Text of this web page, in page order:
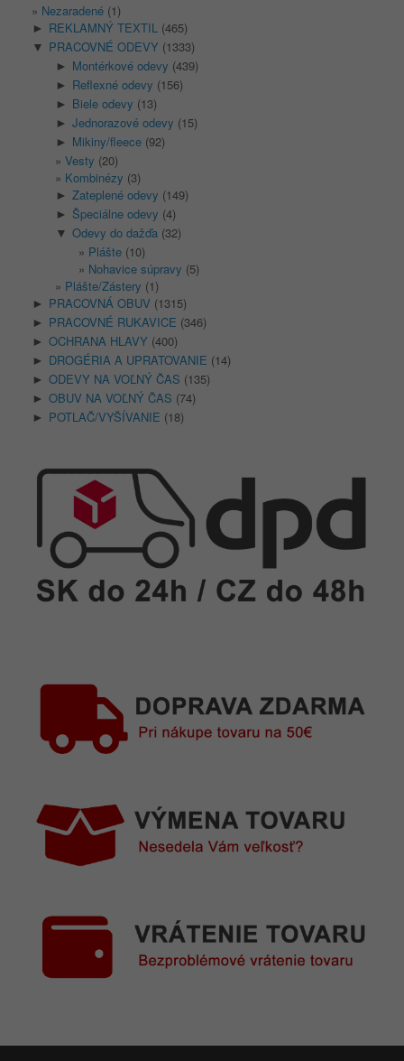
Nezaradené (1)
► REKLAMNÝ TEXTIL (465)
▼ PRACOVNÉ ODEVY (1333)
► Montérkové odevy (439)
► Reflexné odevy (156)
► Biele odevy (13)
► Jednorazové odevy (15)
► Mikiny/fleece (92)
Vesty (20)
Kombinézy (3)
► Zateplené odevy (149)
► Špeciálne odevy (4)
▼ Odevy do dažďa (32)
Plášte (10)
Nohavice súpravy (5)
Plášte/Zástery (1)
► PRACOVNÁ OBUV (1315)
► PRACOVNÉ RUKAVICE (346)
► OCHRANA HLAVY (400)
► DROGÉRIA A UPRATOVANIE (14)
► ODEVY NA VOĽNÝ ČAS (135)
► OBUV NA VOĽNÝ ČAS (74)
► POTLAČ/VYŠÍVANIE (18)